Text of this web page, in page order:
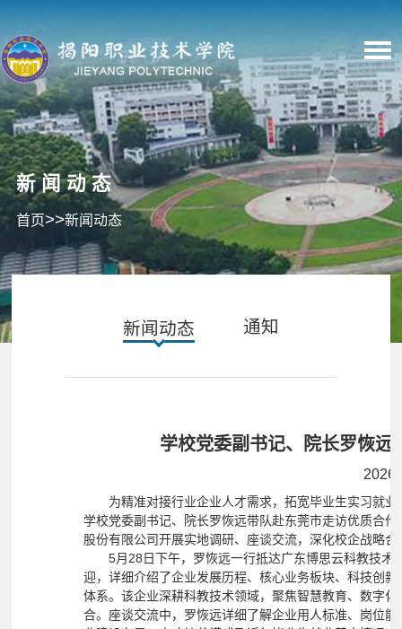
新闻动态
>>新闻动态
学校党委副书记、院长罗恢
为精准对接行业企业人才需求，拓宽毕业生实习就
学校党委副书记、院长罗恢远带队赴东莞市走访优质合
股份有限公司开展实地调研、座谈交流，深化校企战略
5月28日下午，罗恢远一行抵达广东博思云科教技
迎，详细介绍了企业发展历程、核心业务板块、科技创